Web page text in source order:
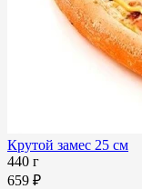
Крутой замес 25 см
440 г
659 ₽